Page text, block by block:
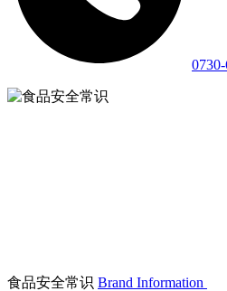
食品安全常识 Brand Information